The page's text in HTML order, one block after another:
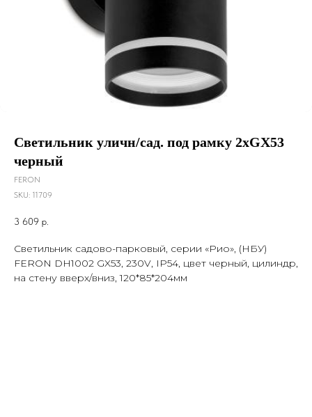
Светильник уличн/сад. под рамку 2хGX53
черный
FERON
SKU: 11709
3 609 р.
Светильник садово-парковый, серии «Рио», (НБУ)
FERON DH1002 GX53, 230V, IP54, цвет черный, цилиндр,
на стену вверх/вниз, 120*85*204мм